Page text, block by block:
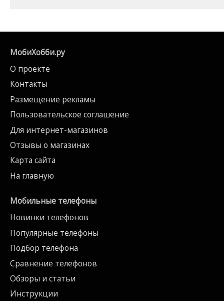
МобиХобби.ру
О проекте
Контакты
Размещение рекламы
Пользовательское соглашение
Для интернет-магазинов
Отзывы о магазинах
Карта сайта
На главную
Мобильные телефоны
Новинки телефонов
Популярные телефоны
Подбор телефона
Сравнение телефонов
Обзоры и статьи
Инструкции